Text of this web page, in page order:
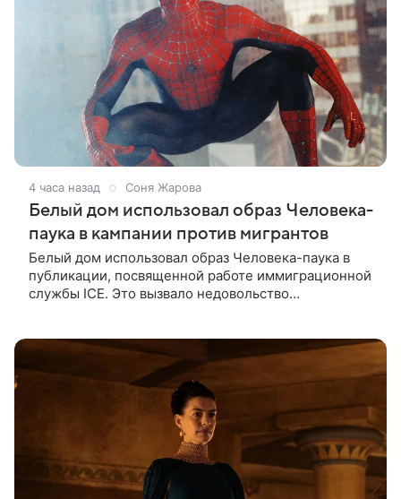
4 часа назад Соня Жарова
Белый дом использовал образ Человека-
паука в кампании против мигрантов
Белый дом использовал образ Человека-паука в
публикации, посвященной работе иммиграционной
службы ICE. Это вызвало недовольство